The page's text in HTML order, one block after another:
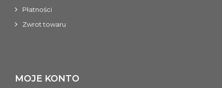
Płatności
Zwrot towaru
MOJE KONTO